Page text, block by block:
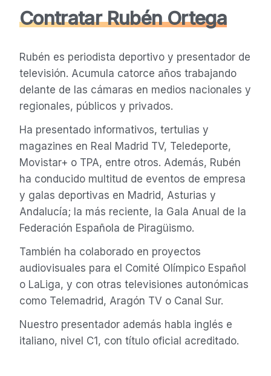
Contratar Rubén Ortega
Rubén es periodista deportivo y presentador de
televisión. Acumula catorce años trabajando
delante de las cámaras en medios nacionales y
regionales, públicos y privados.
Ha presentado informativos, tertulias y
magazines en Real Madrid TV, Teledeporte,
Movistar+ o TPA, entre otros. Además, Rubén
ha conducido multitud de eventos de empresa
y galas deportivas en Madrid, Asturias y
Andalucía; la más reciente, la Gala Anual de la
Federación Española de Piragüismo.
También ha colaborado en proyectos
audiovisuales para el Comité Olímpico Español
o LaLiga, y con otras televisiones autonómicas
como Telemadrid, Aragón TV o Canal Sur.
Nuestro presentador además habla inglés e
italiano, nivel C1, con título oficial acreditado.